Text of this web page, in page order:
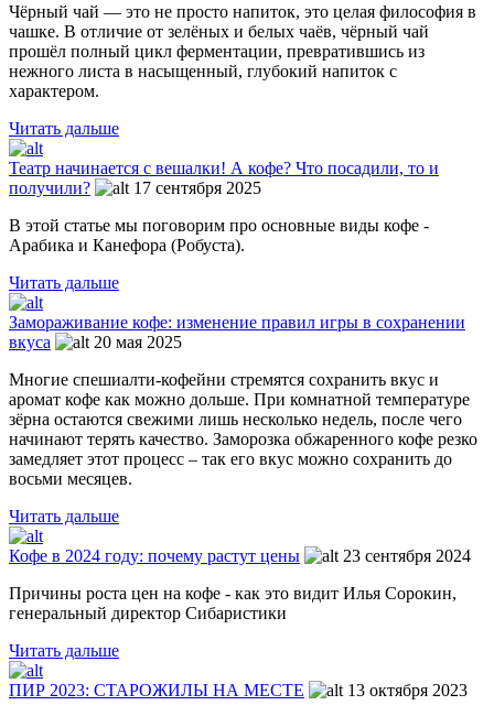
Чёрный чай — это не просто напиток, это целая философия в
чашке. В отличие от зелёных и белых чаёв, чёрный чай
прошёл полный цикл ферментации, превратившись из
нежного листа в насыщенный, глубокий напиток с
характером.
Читать дальше
Театр начинается с вешалки! А кофе? Что посадили, то и
получили?
17 сентября 2025
В этой статье мы поговорим про основные виды кофе -
Арабика и Канефора (Робуста).
Читать дальше
Замораживание кофе: изменение правил игры в сохранении
вкуса
20 мая 2025
Многие спешиалти-кофейни стремятся сохранить вкус и
аромат кофе как можно дольше. При комнатной температуре
зёрна остаются свежими лишь несколько недель, после чего
начинают терять качество. Заморозка обжаренного кофе резко
замедляет этот процесс – так его вкус можно сохранить до
восьми месяцев.
Читать дальше
Кофе в 2024 году: почему растут цены
23 сентября 2024
Причины роста цен на кофе - как это видит Илья Сорокин,
генеральный директор Сибаристики
Читать дальше
ПИР 2023: СТАРОЖИЛЫ НА МЕСТЕ
13 октября 2023